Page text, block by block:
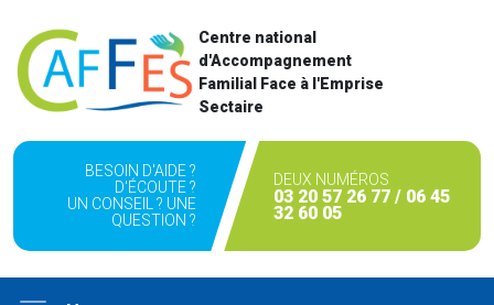
Centre national
d'Accompagnement
Familial Face à l'Emprise
Sectaire
BESOIN D'AIDE ?
D'ÉCOUTE ?
UN CONSEIL ? UNE
QUESTION ?
DEUX NUMÉROS
03 20 57 26 77 / 06 45
32 60 05